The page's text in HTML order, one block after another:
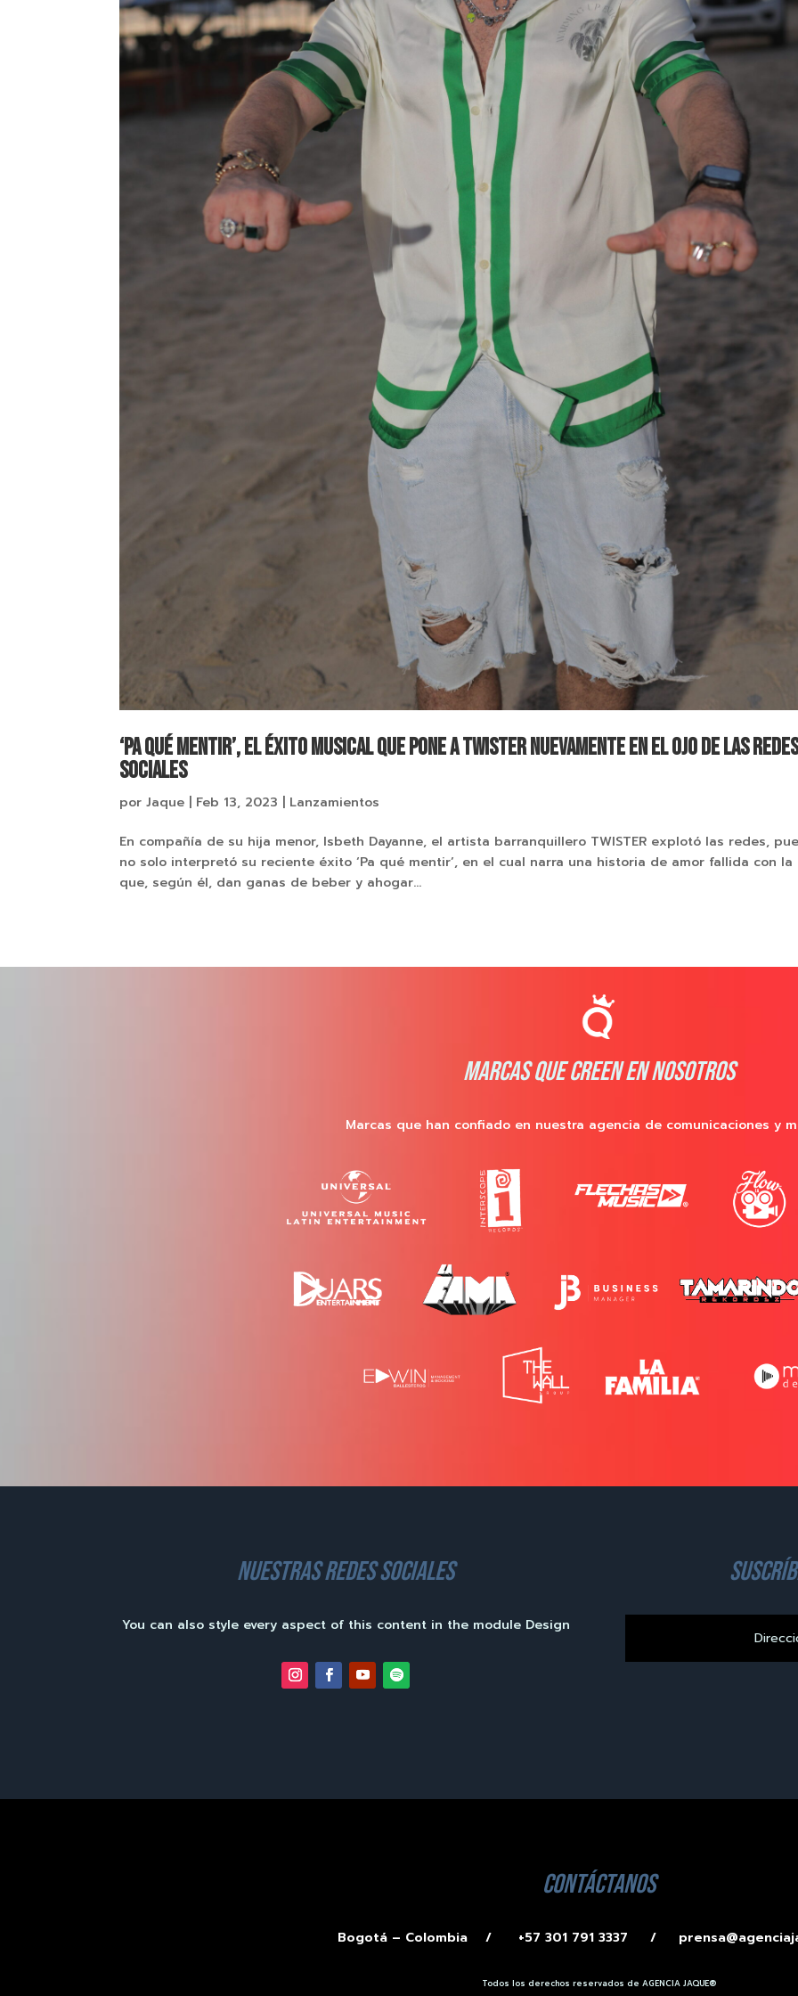
‘Pa qué mentir’, el éxito musical que pone a Twister nuevamente en el ojo de las
sociales
porJaque Feb 13, 2023 Lanzamientos
En compañía de su hija menor, Isbeth Dayanne, el artista barranquillero TWISTER explotó las redes,
no solo interpretó su reciente éxito ‘Pa qué mentir’, en el cual narra una historia de amor fallida con la
que, según él, dan ganas de beber y ahogar...
MARCAS QUE CREEN EN NOSOTROS
Marcas que han confiado en nuestra agencia de comunicaciones y
nuestras redes sociales
You can also style every aspect of this content in the module Design
contáctanos
Bogotá – Colombia / +57 301 791 3337 /
Todos los derechos reservados de AGENCIA JAQUE®